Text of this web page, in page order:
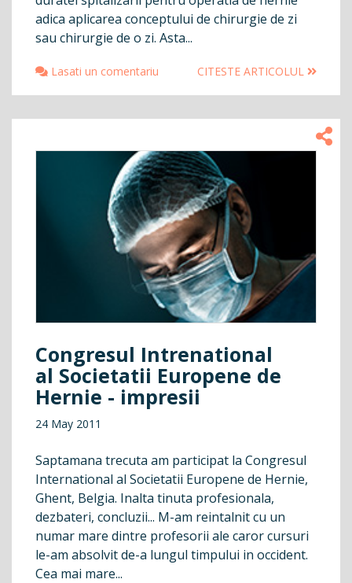
adica aplicarea conceptului de chirurgie de zi
sau chirurgie de o zi. Asta...
Lasati un comentariu CITESTE ARTICOLUL
Congresul Intrenational
al Societatii Europene de
Hernie - impresii
24 May 2011
Saptamana trecuta am participat la Congresul
International al Societatii Europene de Hernie,
Ghent, Belgia. Inalta tinuta profesionala,
dezbateri, concluzii... M-am reintalnit cu un
numar mare dintre profesorii ale caror cursuri
le-am absolvit de-a lungul timpului in occident.
Cea mai mare...